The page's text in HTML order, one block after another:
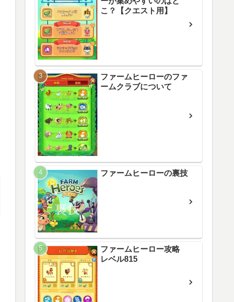
こ？【クエスト用】
ファームヒーローのファ
ームクラブについて
ファームヒーローの裏技
ファームヒーロー攻略
レベル815